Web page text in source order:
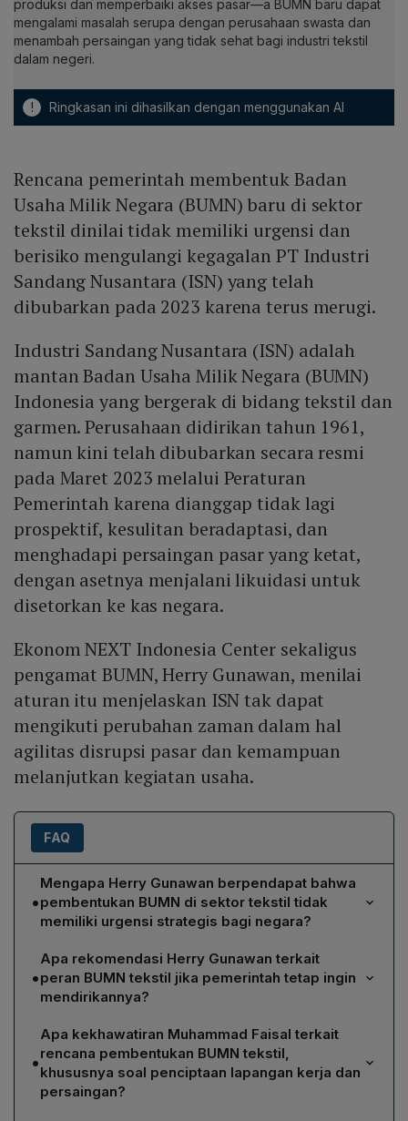
produksi dan memperbaiki akses pasar—a BUMN baru dapat
mengalami masalah serupa dengan perusahaan swasta dan
menambah persaingan yang tidak sehat bagi industri tekstil
dalam negeri.
! Ringkasan ini dihasilkan dengan menggunakan AI
Rencana pemerintah membentuk Badan
Usaha Milik Negara (BUMN) baru di sektor
tekstil dinilai tidak memiliki urgensi dan
berisiko mengulangi kegagalan PT Industri
Sandang Nusantara (ISN) yang telah
dibubarkan pada 2023 karena terus merugi.
Industri Sandang Nusantara (ISN) adalah
mantan Badan Usaha Milik Negara (BUMN)
Indonesia yang bergerak di bidang tekstil dan
garmen. Perusahaan didirikan tahun 1961,
namun kini telah dibubarkan secara resmi
pada Maret 2023 melalui Peraturan
Pemerintah karena dianggap tidak lagi
prospektif, kesulitan beradaptasi, dan
menghadapi persaingan pasar yang ketat,
dengan asetnya menjalani likuidasi untuk
disetorkan ke kas negara.
Ekonom NEXT Indonesia Center sekaligus
pengamat BUMN, Herry Gunawan, menilai
aturan itu menjelaskan ISN tak dapat
mengikuti perubahan zaman dalam hal
agilitas disrupsi pasar dan kemampuan
melanjutkan kegiatan usaha.
FAQ
•
Mengapa Herry Gunawan berpendapat bahwa
pembentukan BUMN di sektor tekstil tidak
memiliki urgensi strategis bagi negara?
Herry menilai kegagalan PT Industri Sandang Nusantara
(ISN) menjadi bukti bahwa BUMN tekstil tidak dapat
mengikuti perubahan zaman, khususnya dalam hal
agilitas menghadapi disrupsi pasar dan kompetisi impor.
Ia berpendapat bahwa sektor tekstil bukanlah bidang
yang mandatori atau memiliki nilai strategis yang selaras
dengan target jangka menengah‑panjang pemerintah,
sehingga sebaiknya dibiarkan dioperasikan oleh
•
Apa rekomendasi Herry Gunawan terkait
peran BUMN tekstil jika pemerintah tetap ingin
mendirikannya?
Herry menyarankan BUMN tekstil dibatasi sebagai
pelengkap ekosistem, terutama pada rantai pasok
bahan baku. Karena industri tekstil nasional masih
sangat bergantung pada impor poliester, BUMN baru
•
Apa kekhawatiran Muhammad Faisal terkait
rencana pembentukan BUMN tekstil,
khususnya soal penciptaan lapangan kerja dan
persaingan?